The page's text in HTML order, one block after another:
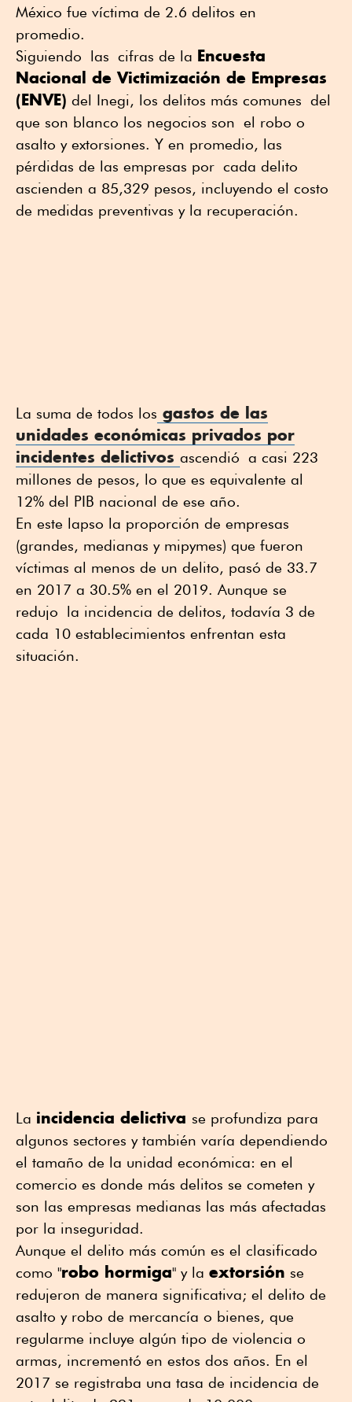
México fue víctima de 2.6 delitos en
promedio.
Siguiendo las cifras de la Encuesta
Nacional de Victimización de Empresas
(ENVE) del Inegi, los delitos más comunes del
que son blanco los negocios son el robo o
asalto y extorsiones. Y en promedio, las
pérdidas de las empresas por cada delito
ascienden a 85,329 pesos, incluyendo el costo
de medidas preventivas y la recuperación.
La suma de todos los gastos de las
unidades económicas privados por
incidentes delictivos ascendió a casi 223
millones de pesos, lo que es equivalente al
12% del PIB nacional de ese año.
En este lapso la proporción de empresas
(grandes, medianas y mipymes) que fueron
víctimas al menos de un delito, pasó de 33.7
en 2017 a 30.5% en el 2019. Aunque se
redujo la incidencia de delitos, todavía 3 de
cada 10 establecimientos enfrentan esta
situación.
La incidencia delictiva se profundiza para
algunos sectores y también varía dependiendo
el tamaño de la unidad económica: en el
comercio es donde más delitos se cometen y
son las empresas medianas las más afectadas
por la inseguridad.
Aunque el delito más común es el clasificado
como "robo hormiga" y la extorsión se
redujeron de manera significativa; el delito de
asalto y robo de mercancía o bienes, que
regularme incluye algún tipo de violencia o
armas, incrementó en estos dos años. En el
2017 se registraba una tasa de incidencia de